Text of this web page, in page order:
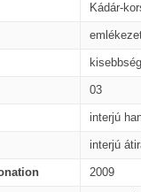
Kádár-
kisebbség
03
interjú
interjú
2009